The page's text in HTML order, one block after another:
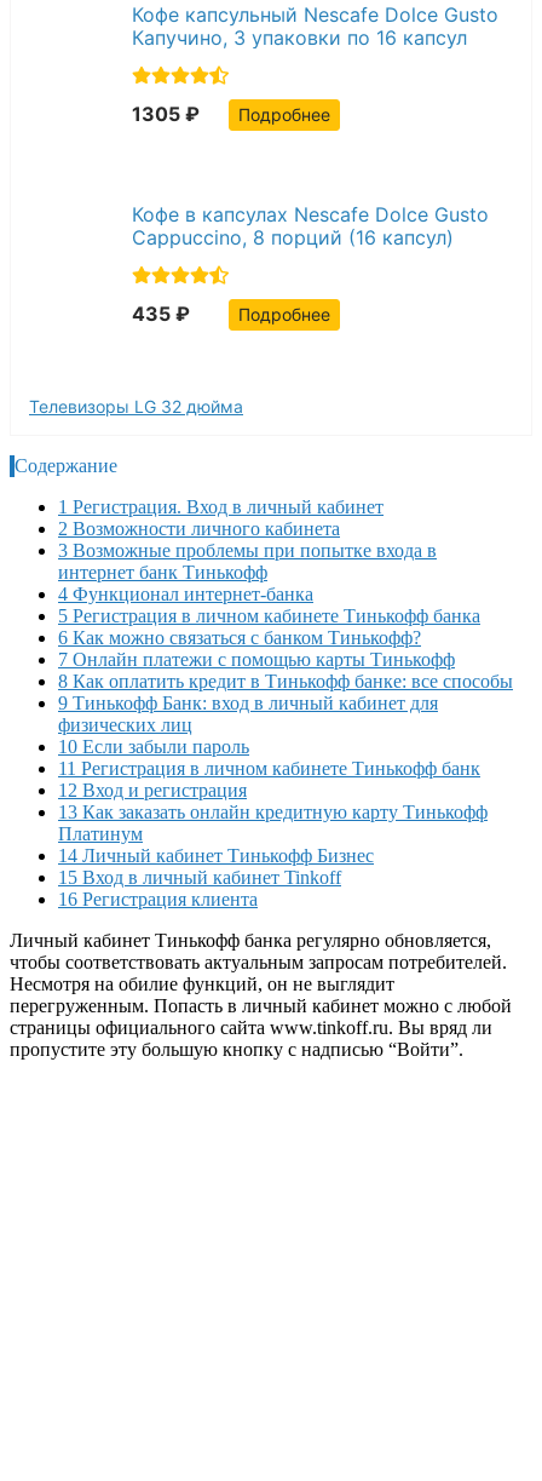
Кофе капсульный Nescafe Dolce Gusto
Капучино, 3 упаковки по 16 капсул
1305 ₽ Подробнее
Кофе в капсулах Nescafe Dolce Gusto
Cappuccino, 8 порций (16 капсул)
435 ₽ Подробнее
Телевизоры LG 32 дюйма
Содержание
1 Регистрация. Вход в личный кабинет
2 Возможности личного кабинета
3 Возможные проблемы при попытке входа в
интернет банк Тинькофф
4 Функционал интернет-банка
5 Регистрация в личном кабинете Тинькофф банка
6 Как можно связаться с банком Тинькофф?
7 Онлайн платежи с помощью карты Тинькофф
8 Как оплатить кредит в Тинькофф банке: все способы
9 Тинькофф Банк: вход в личный кабинет для
физических лиц
10 Если забыли пароль
11 Регистрация в личном кабинете Тинькофф банк
12 Вход и регистрация
13 Как заказать онлайн кредитную карту Тинькофф
Платинум
14 Личный кабинет Тинькофф Бизнес
15 Вход в личный кабинет Tinkoff
16 Регистрация клиента
Личный кабинет Тинькофф банка регулярно обновляется,
чтобы соответствовать актуальным запросам потребителей.
Несмотря на обилие функций, он не выглядит
перегруженным. Попасть в личный кабинет можно с любой
страницы официального сайта www.tinkoff.ru. Вы вряд ли
пропустите эту большую кнопку с надписью “Войти”.